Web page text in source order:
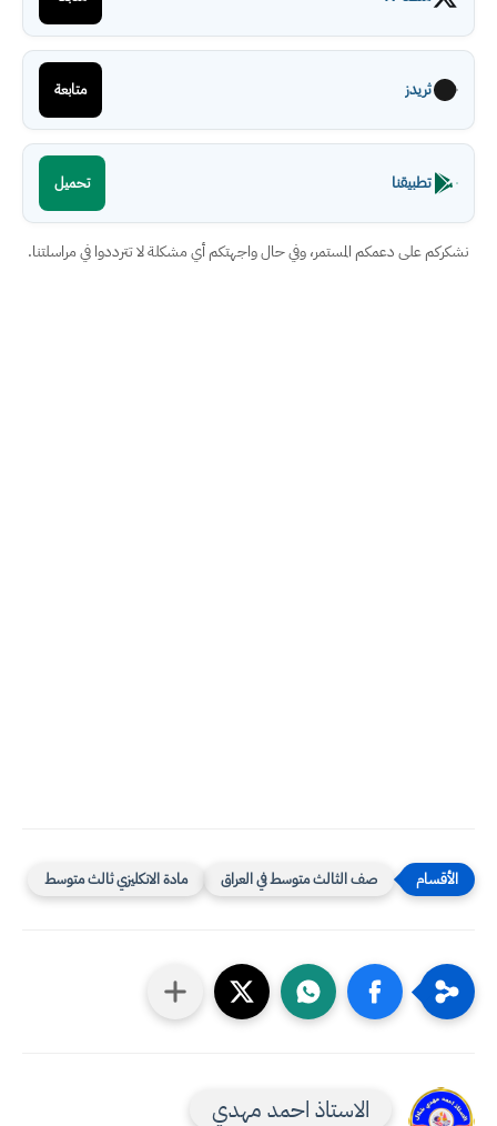
ثريدز متابعة
تطبيقنا تحميل
نشكركم على دعمكم المستمر، وفي حال واجهتكم أي مشكلة لا تترددوا في مراسلتنا.
صف الثالث متوسط في العراق مادة الانكليزي ثالث متوسط
الاستاذ احمد مهدي